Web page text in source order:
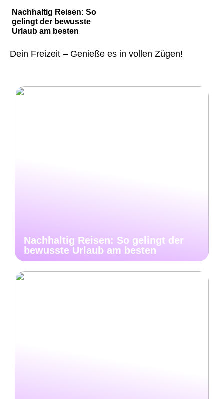
Nachhaltig Reisen: So
gelingt der bewusste
Urlaub am besten
Dein Freizeit – Genieße es in vollen Zügen!
Nachhaltig Reisen: So gelingt der
bewusste Urlaub am besten